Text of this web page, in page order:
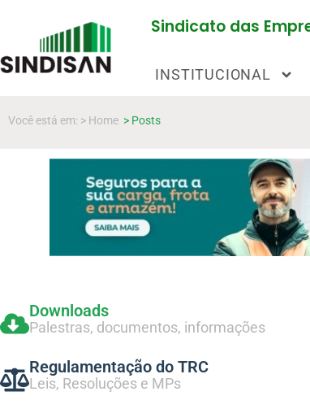
Sindicato das
INSTITUCIONAL
Você está em: > Home > Posts
Downloads
Palestras, documentos, informações
Regulamentação do TRC
Leis, Resoluções e MPs